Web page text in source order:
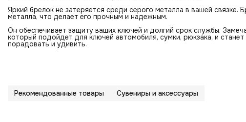
Яркий брелок не затеряется среди серого металла в вашей связке.
металла, что делает его прочным и надежным.
Он обеспечивает защиту ваших ключей и долгий срок службы.
который подойдет для ключей автомобиля, сумки, рюкзака, и
порадовать и удивить.
Рекомендованные товары Сувениры и аксессуары